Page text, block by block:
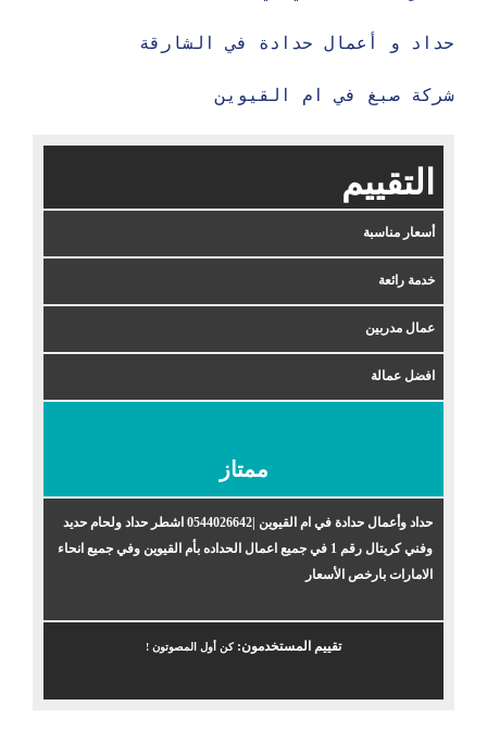
حداد و أعمال حدادة في الشارقة
شركة صبغ في ام القيوين
التقييم
أسعار مناسبة
خدمة رائعة
عمال مدربين
افضل عمالة
ممتاز
حداد وأعمال حدادة في ام القيوين |0544026642 اشطر حداد ولحام حديد
وفني كريتال رقم 1 في جميع اعمال الحداده بأم القيوين وفي جميع انحاء
الامارات بارخص الأسعار
تقييم المستخدمون:كن أول المصوتون !